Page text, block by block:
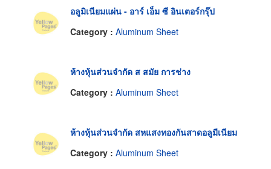
อลูมิเนียมแผ่น - อาร์ เอ็ม ซี อินเตอร์กรุ๊ป
Category : Aluminum Sheet
ห้างหุ้นส่วนจำกัด ส สมัย การช่าง
Category : Aluminum Sheet
ห้างหุ้นส่วนจำกัด สหแสงทองกันสาดอลูมีเนียม
Category : Aluminum Sheet